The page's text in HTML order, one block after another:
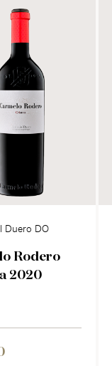
Duero DO
Rodero
2020